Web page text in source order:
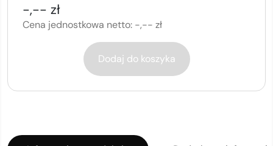
-,-- zł
Cena jednostkowa netto: -,-- zł
Dodaj do koszyka